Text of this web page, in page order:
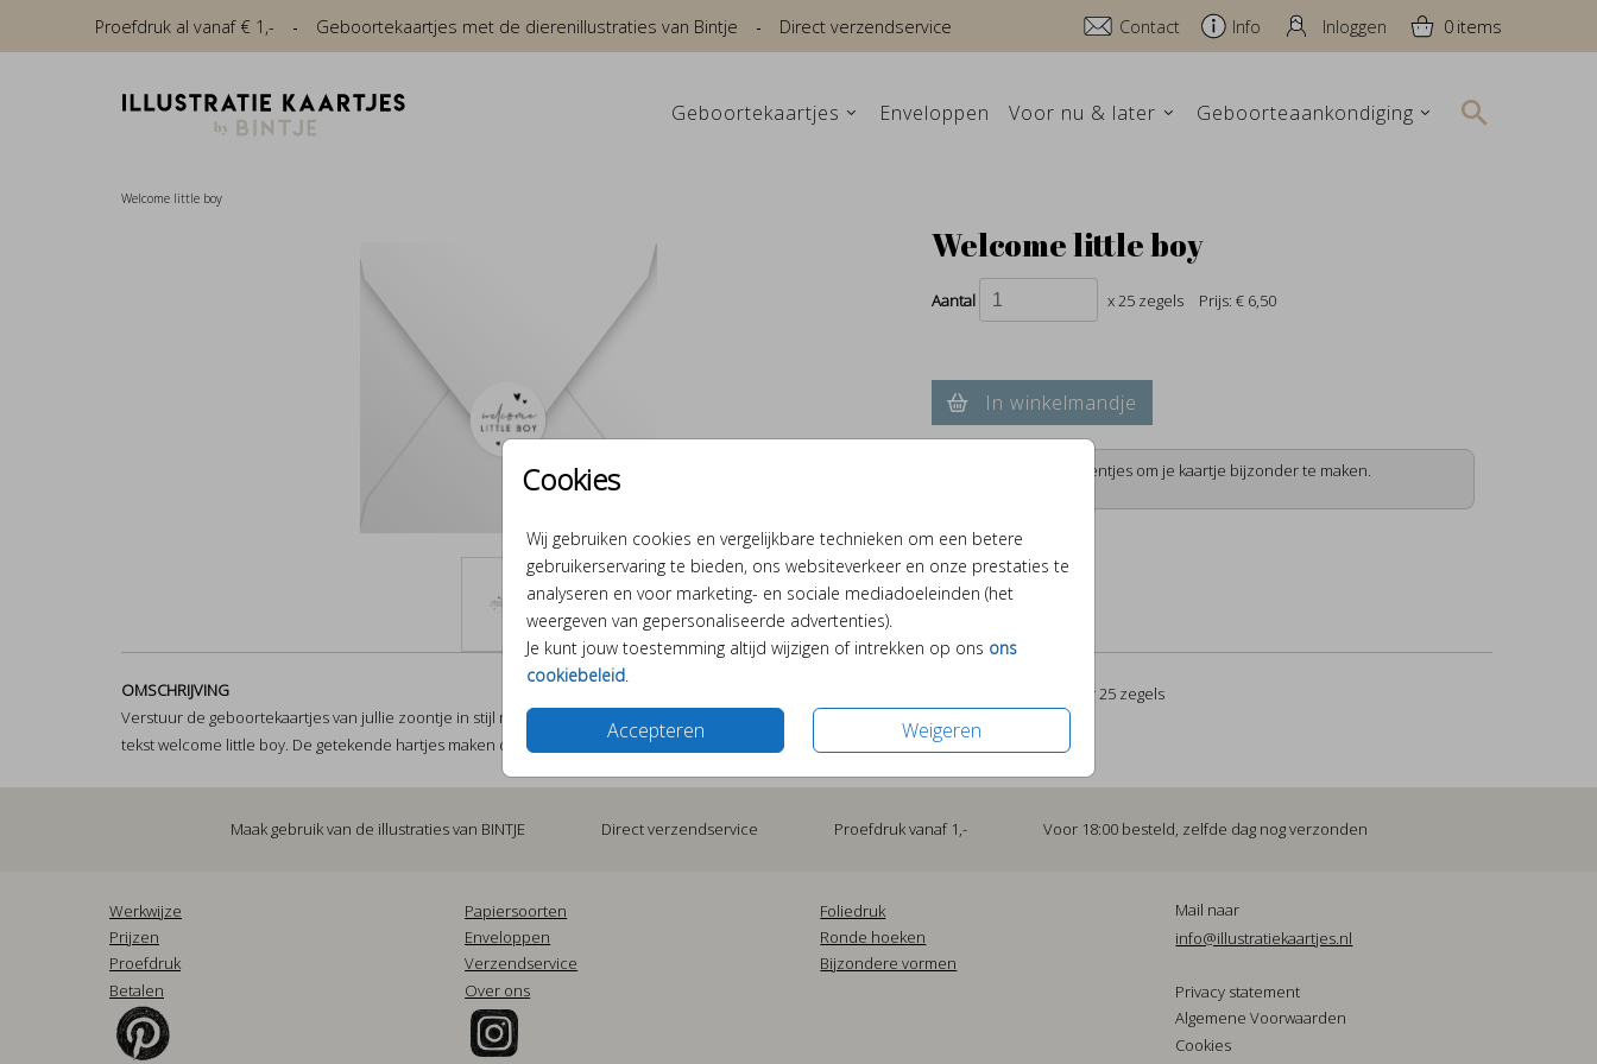
Proefdruk al vanaf € 1,- Geboortekaartjes met de dierenillustraties van Bintje Direct verzendservice Contact Info Inloggen 0
Geboortekaartjes Enveloppen Voor nu & later Geboorteaankondiging
Cookies
Wij gebruiken cookies en vergelijkbare technieken om een betere
gebruikerservaring te bieden, ons websiteverkeer en onze prestaties te
analyseren en voor marketing- en sociale mediadoeleinden (het
weergeven van gepersonaliseerde advertenties).
Je kunt jouw toestemming altijd wijzigen of intrekken op ons ons
cookiebeleid.
Accepteren Weigeren
Welcome little boy
Welcome little boy
Aantal x 25 zegels Prijs:€ 6,50
In winkelmandje
Verschillende elementjes om je kaartje bijzonder te maken.
OMSCHRIJVING
Verstuur de geboortekaartjes van jullie zoontje in stijl met deze sluitzegels voorzien van de handgeletterde
tekst welcome little boy. De getekende hartjes maken deze sluitzegel helemaal af.
per 25 zegels
Maak gebruik van de illustraties van BINTJE Direct verzendservice Proefdruk vanaf 1,- Voor 18:00 besteld, zelfde dag nog verzonden
Werkwijze
Prijzen
Proefdruk
Betalen
Papiersoorten
Enveloppen
Verzendservice
Over ons
Foliedruk
Ronde hoeken
Bijzondere vormen
Mail naar
info@illustratiekaartjes.nl
Privacy statement
Algemene Voorwaarden
Cookies